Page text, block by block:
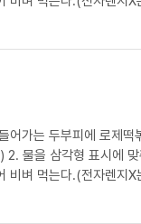
가는 두부피에 로제
벼 먹는다.(전자렌지X